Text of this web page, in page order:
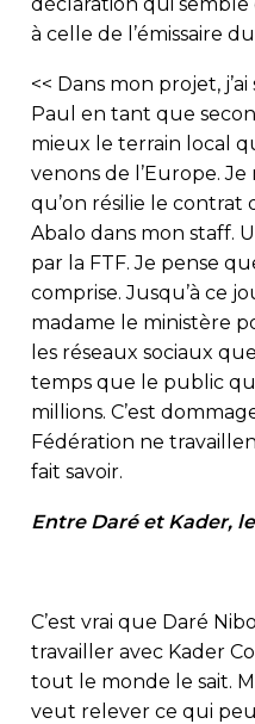
à celle de l’émissaire
<< Dans mon projet,
Paul en tant que
mieux le terrain local
venons de l’Europe. Je
qu’on résilie le contrat
Abalo dans mon staff.
par la FTF. Je pense
comprise. Jusqu’à ce
madame le ministère
les réseaux sociaux
temps que le public
millions. C’est
Fédération ne
fait savoir.
Entre Daré et Kader,
C’est vrai que Daré
travailler avec Kader
tout le monde le sait.
veut relever ce qui